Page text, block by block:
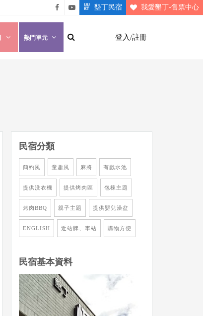
悠遊
墾丁
粉絲
墾丁
墾丁民宿 我愛墾丁-售票中心
登入/註冊
熱門單元
民宿分類
簡約風 童趣風 麻將 有戲水池
提供洗衣機 提供烤肉區 包棟主題
烤肉BBQ 親子主題 提供嬰兒澡盆
ENGLISH 近站牌、車站 購物方便
民宿基本資料